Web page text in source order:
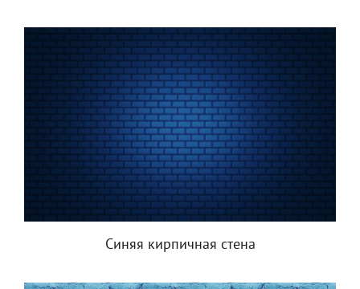
Синяя кирпичная стена